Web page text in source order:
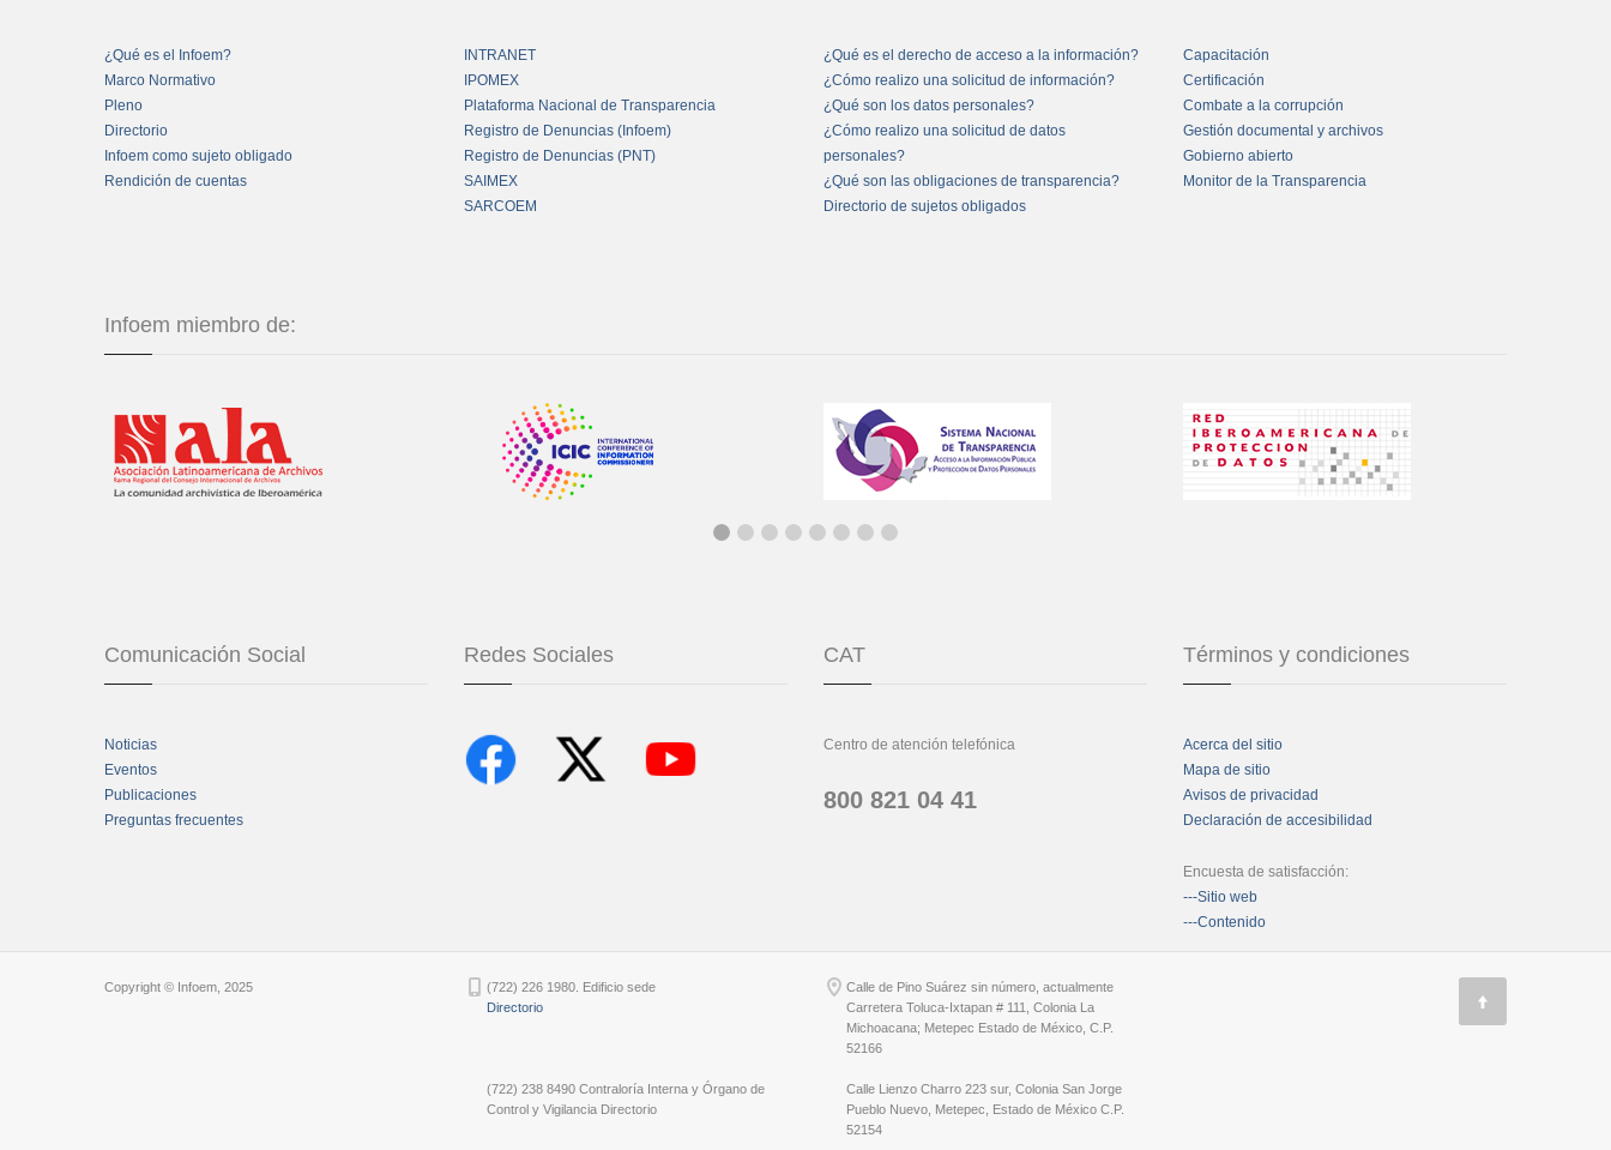
¿Qué es el Infoem?
Marco Normativo
Pleno
Directorio
Infoem como sujeto obligado
Rendición de cuentas
INTRANET
IPOMEX
Plataforma Nacional de Transparencia
Registro de Denuncias (Infoem)
Registro de Denuncias (PNT)
SAIMEX
SARCOEM
¿Qué es el derecho de acceso a la información?
¿Cómo realizo una solicitud de información?
¿Qué son los datos personales?
¿Cómo realizo una solicitud de datos
personales?
¿Qué son las obligaciones de transparencia?
Directorio de sujetos obligados
Capacitación
Certificación
Combate a la corrupción
Gestión documental y archivos
Gobierno abierto
Monitor de la Transparencia
Infoem miembro de:
Comunicación Social
Noticias
Eventos
Publicaciones
Preguntas frecuentes
Redes Sociales CAT
Centro de atención telefónica
800 821 04 41
Términos y condiciones
Acerca del sitio
Mapa de sitio
Avisos de privacidad
Declaración de accesibilidad
Encuesta de satisfacción:
---Sitio web
---Contenido
Copyright © Infoem, 2025
(722) 226 1980. Edificio sede
Directorio
(722) 238 8490 Contraloría Interna y Órgano de
Control y Vigilancia Directorio
Calle de Pino Suárez sin número, actualmente
Carretera Toluca-Ixtapan # 111, Colonia La
Michoacana; Metepec Estado de México, C.P.
52166
Calle Lienzo Charro 223 sur, Colonia San Jorge
Pueblo Nuevo, Metepec, Estado de México C.P.
52154